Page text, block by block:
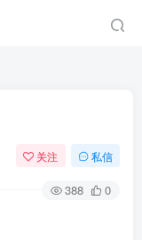
关注 私信
388 0